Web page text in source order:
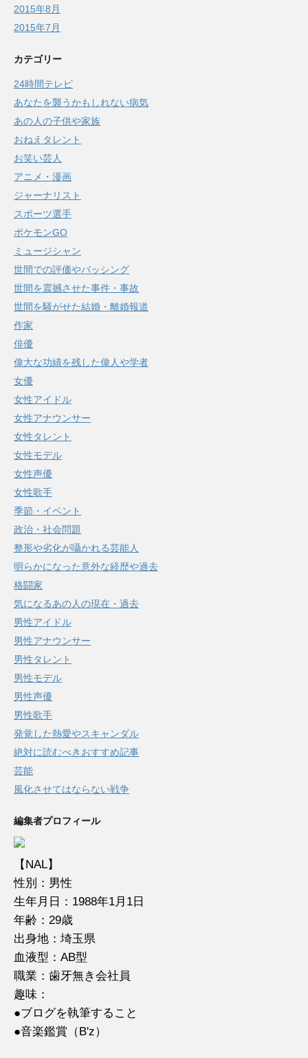
2015年8月
2015年7月
カテゴリー
24時間テレビ
あなたを襲うかもしれない病気
あの人の子供や家族
おねえタレント
お笑い芸人
アニメ・漫画
ジャーナリスト
スポーツ選手
ポケモンGO
ミュージシャン
世間での評価やバッシング
世間を震撼させた事件・事故
世間を騒がせた結婚・離婚報道
作家
俳優
偉大な功績を残した偉人や学者
女優
女性アイドル
女性アナウンサー
女性タレント
女性モデル
女性声優
女性歌手
季節・イベント
政治・社会問題
整形や劣化が囁かれる芸能人
明らかになった意外な経歴や過去
格闘家
気になるあの人の現在・過去
男性アイドル
男性アナウンサー
男性タレント
男性モデル
男性声優
男性歌手
発覚した熱愛やスキャンダル
絶対に読むべきおすすめ記事
芸能
風化させてはならない戦争
編集者プロフィール
【NAL】
性別：男性
生年月日：1988年1月1日
年齢：29歳
出身地：埼玉県
血液型：AB型
職業：歯牙無き会社員
趣味：
●ブログを執筆すること
●音楽鑑賞（B'z）